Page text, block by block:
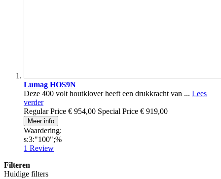
Lumag HOS9N
Deze 400 volt houtklover heeft een drukkracht van ... Lees
verder
Regular Price € 954,00 Special Price € 919,00
Meer info
Waardering:
s:3:"100";%
1 Review
Filteren
Huidige filters